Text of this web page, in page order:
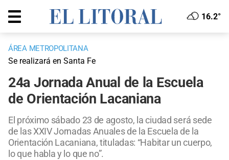
16.2°
ÁREA METROPOLITANA
Se realizará en Santa Fe
24a Jornada Anual de la Escuela
de Orientación Lacaniana
El próximo sábado 23 de agosto, la ciudad será sede
de las XXIV Jornadas Anuales de la Escuela de la
Orientación Lacaniana, tituladas: “Habitar un cuerpo,
lo que habla y lo que no”.